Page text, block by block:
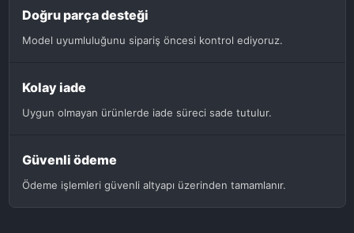
Doğru parça desteği
Model uyumluluğunu sipariş öncesi kontrol ediyoruz.
Kolay iade
Uygun olmayan ürünlerde iade süreci sade tutulur.
Güvenli ödeme
Ödeme işlemleri güvenli altyapı üzerinden tamamlanır.